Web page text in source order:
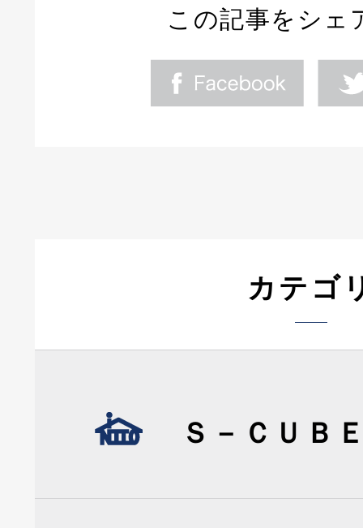
この記事をシェ
カテゴ
Ｓ－ＣＵＢ